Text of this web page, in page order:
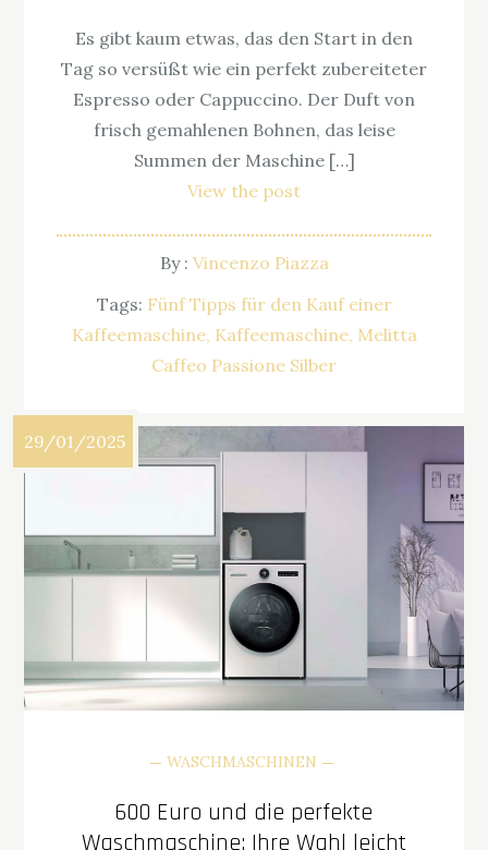
Es gibt kaum etwas, das den Start in den
Tag so versüßt wie ein perfekt zubereiteter
Espresso oder Cappuccino. Der Duft von
frisch gemahlenen Bohnen, das leise
Summen der Maschine […]
View the post
By : Vincenzo Piazza
Tags: Fünf Tipps für den Kauf einer
Kaffeemaschine Kaffeemaschine Melitta
Caffeo Passione Silber
29/01/2025
WASCHMASCHINEN
600 Euro und die perfekte
Waschmaschine: Ihre Wahl leicht